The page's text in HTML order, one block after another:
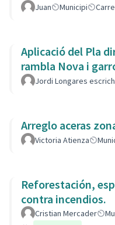
Juan Municipi
Aplicació del Pla
rambla Nova i
Jordi Longares
Arreglo aceras
Victoria Atienza
Reforestación,
contra incendios.
Cristian Mercader